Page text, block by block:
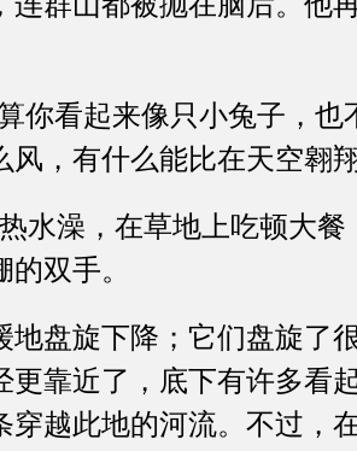
看起来像只小兔子，也
，有什么能比在天空翱
澡，在草地上吃顿大餐
双手。
旋下降；它们盘旋了很
靠近了，底下有许多看
越此地的河流。不过，